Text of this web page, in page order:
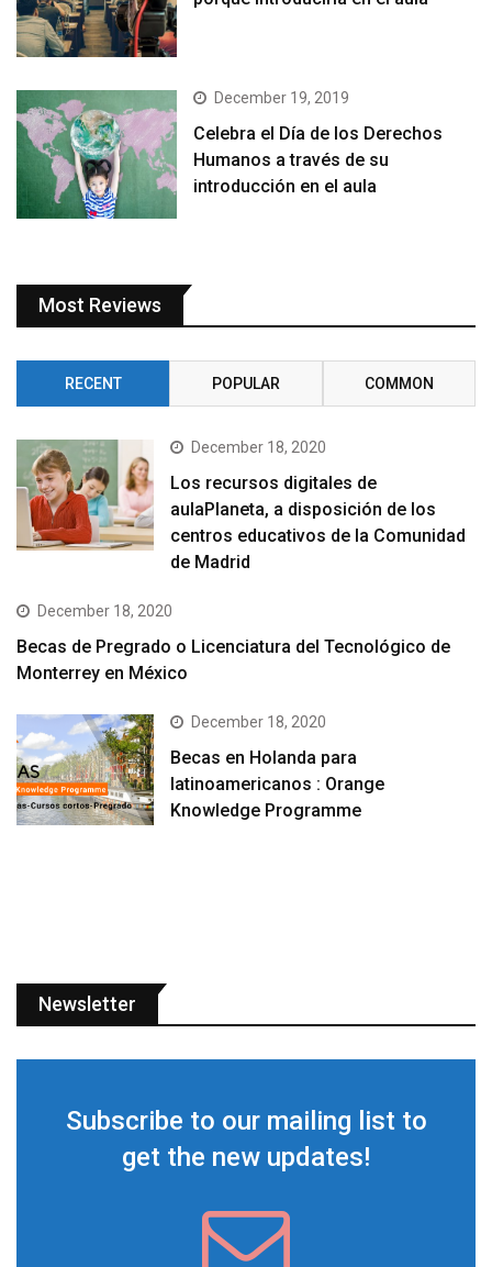
December 19, 2019
Celebra el Día de los Derechos
Humanos a través de su
introducción en el aula
Most Reviews
RECENT POPULAR COMMON
December 18, 2020
Los recursos digitales de
aulaPlaneta, a disposición de los
centros educativos de la Comunidad
de Madrid
December 18, 2020
Becas de Pregrado o Licenciatura del Tecnológico de
Monterrey en México
December 18, 2020
Becas en Holanda para
latinoamericanos : Orange
Knowledge Programme
Newsletter
Subscribe to our mailing list to
get the new updates!